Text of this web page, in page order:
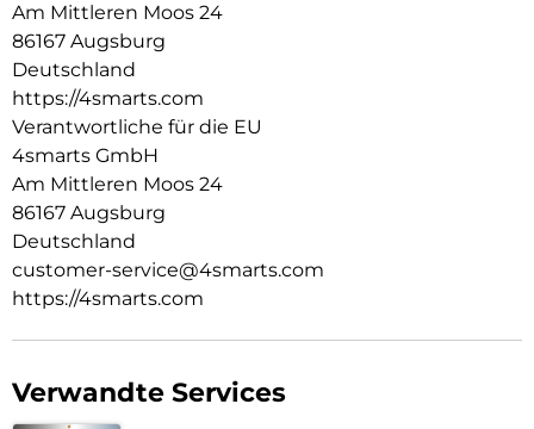
Am Mittleren Moos 24
86167 Augsburg
Deutschland
https://4smarts.com
Verantwortliche für die EU
4smarts GmbH
Am Mittleren Moos 24
86167 Augsburg
Deutschland
customer-service@4smarts.com
https://4smarts.com
Verwandte Services